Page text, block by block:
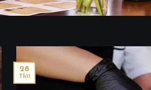
28
Th11